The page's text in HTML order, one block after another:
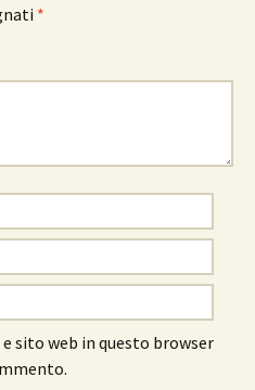
*
sito web in questo browser